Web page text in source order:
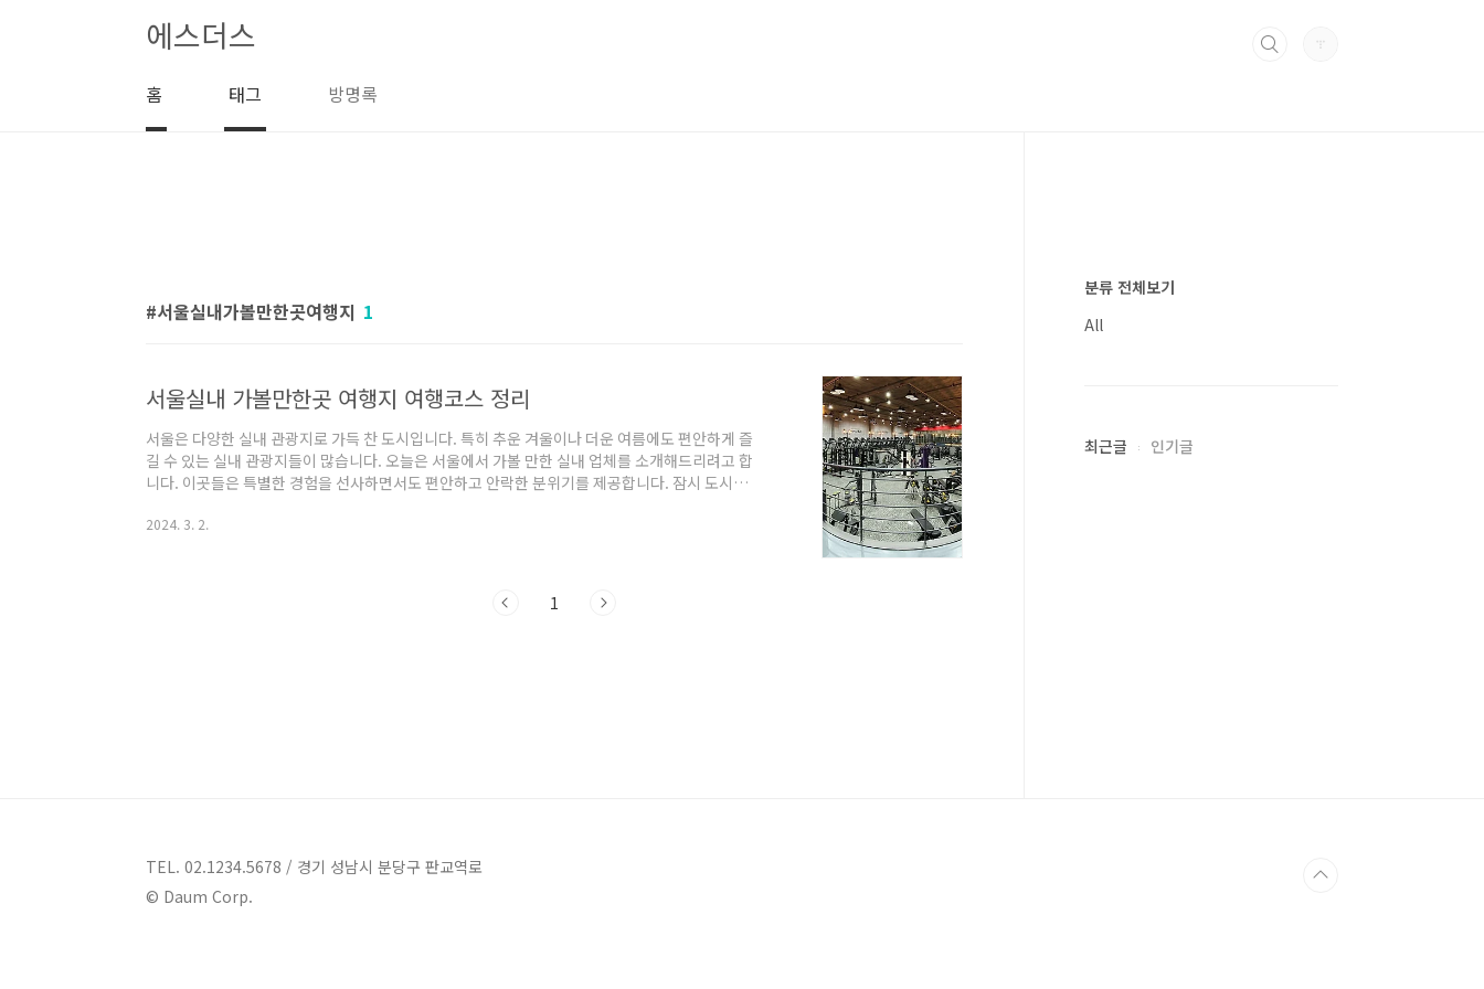
에스더스
홈 태그 방명록
서울실내가볼만한곳여행지 1
서울실내 가볼만한곳 여행지 여행코스 정리
서울은 다양한 실내 관광지로 가득 찬 도시입니다. 특히 추운 겨울이나 더운 여름에도 편안하게 즐
길 수 있는 실내 관광지들이 많습니다. 오늘은 서울에서 가볼 만한 실내 업체를 소개해드리려고 합
니다. 이곳들은 특별한 경험을 선사하면서도 편안하고 안락한 분위기를 제공합니다. 잠시 도시의
펴보겠습니다. 서울실내 가볼만한곳 15곳 안내 1. 알유스포츠 계동점 안내 주소 : 서울 종로구 창덕
2024. 3. 2.
1
분류 전체보기
All
최근글 인기글
TEL. 02.1234.5678 / 경기 성남시 분당구 판교역로
© Daum Corp.